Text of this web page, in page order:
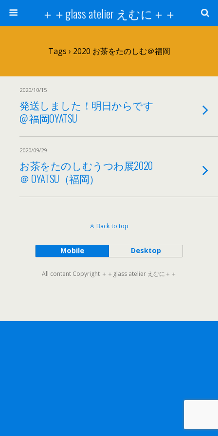
＋＋glass atelier えむに＋＋
Tags › 2020 お茶をたのしむ＠福岡
2020/10/15
発送しました！明日からです
@ 福岡OYATSU
2020/09/29
お茶をたのしむうつわ展2020
＠ OYATSU（福岡）
Back to top
Mobile Desktop
All content Copyright ＋＋glass atelier えむに＋＋